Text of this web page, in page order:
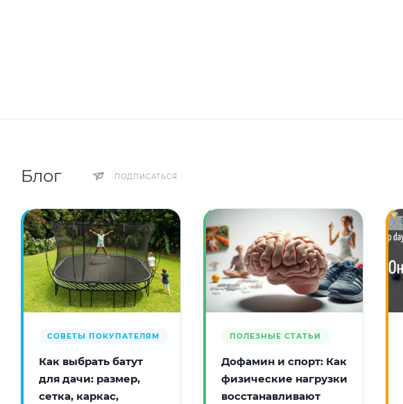
Блог ПОДПИСАТЬСЯ
СОВЕТЫ ПОКУПАТЕЛЯМ
Как выбрать батут
для дачи: размер,
сетка, каркас,
ПОЛЕЗНЫЕ СТАТЬИ
Дофамин и спорт: Как
физические нагрузки
восстанавливают